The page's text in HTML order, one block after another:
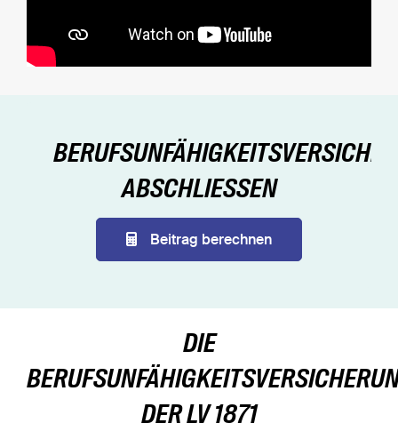
ABSCHLIESSEN
Beitrag berechnen
DIE
DER LV 1871